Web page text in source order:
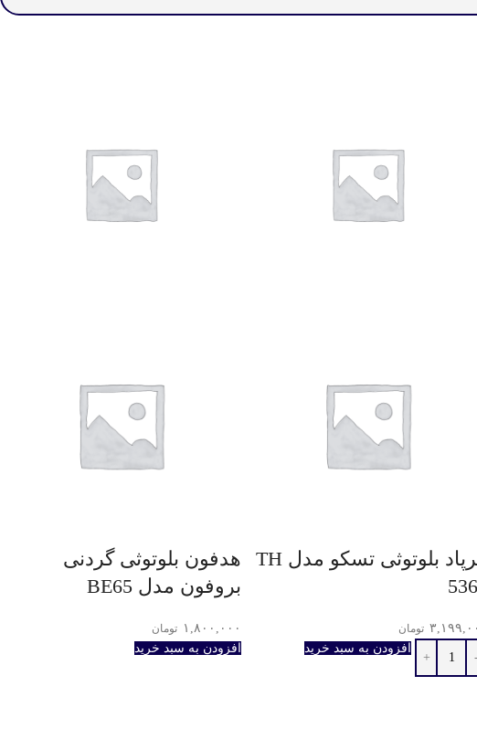
ایرپاد بلوتوثی تسکو مدل TH
تومان
افزودن به سبد خرید
هدفون بلوتوثی گردنی
بروفون مدل BE65
۱,۸۰۰,۰۰۰ تومان
افزودن به سبد خرید